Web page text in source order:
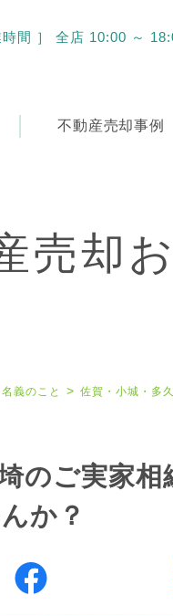
時間 ］ 全店 10:00 ～
不動産売却事例
売却
義のこと 佐賀・小城・多
のご実家
か？